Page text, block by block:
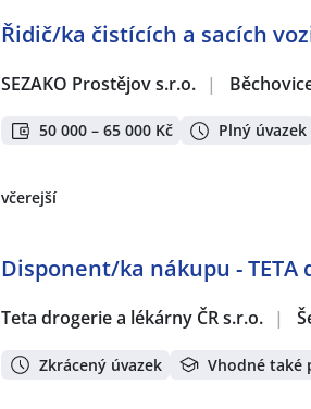
Řidič/ka čistících a sacích
SEZAKO Prostějov s.r.o. |
50 000 – 65 000 Kč Plný úvazek
včerejší
Disponent/ka nákupu -
Teta drogerie a lékárny ČR s.r.o. |
Zkrácený úvazek Vhodné také